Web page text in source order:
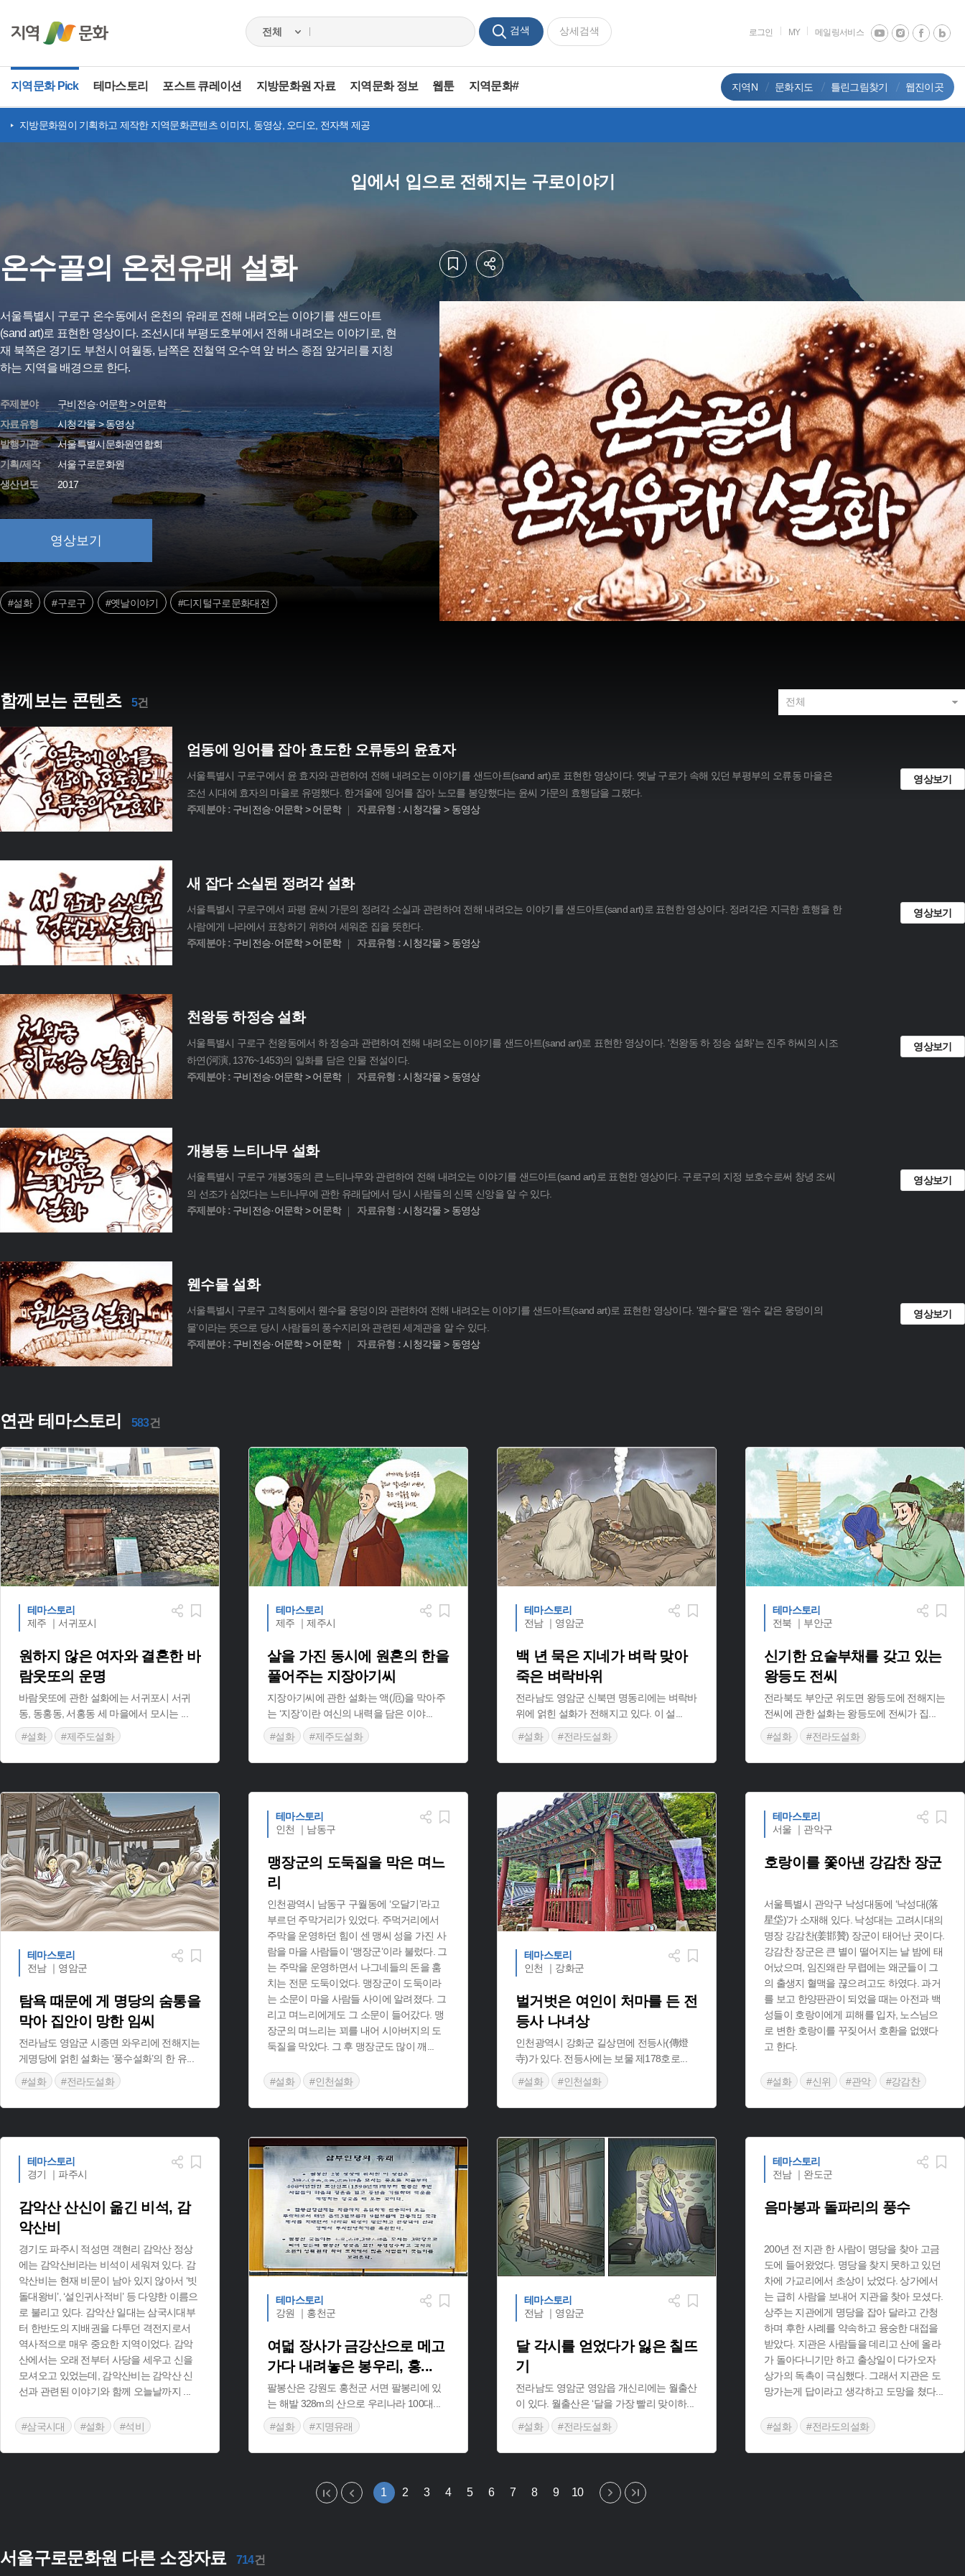
검색 상세검색 로그인 MY 메일링서비스
지역문화 Pick 테마스토리 포스트 큐레이션 지방문화원 자료 지역문화 정보 웹툰 지역문화# 지역N 문화지도 틀린그림찾기 웹진이곳
지방문화원이 기획하고 제작한 지역문화콘텐츠 이미지, 동영상, 오디오, 전자책 제공
입에서 입으로 전해지는 구로이야기
온수골의 온천유래 설화
서울특별시 구로구 온수동에서 온천의 유래로 전해 내려오는 이야기를 샌드아트
(sand art)로 표현한 영상이다. 조선시대 부평도호부에서 전해 내려오는 이야기로, 현
재 북쪽은 경기도 부천시 여월동, 남쪽은 전철역 오수역 앞 버스 종점 앞거리를 지칭
하는 지역을 배경으로 한다.
주제분야
구비전승·어문학 > 어문학
자료유형
시청각물 > 동영상
발행기관
서울특별시문화원연합회
기획/제작
서울구로문화원
생산년도
2017
영상보기
#설화 #구로구 #옛날이야기 #디지털구로문화대전
함께보는 콘텐츠 5건
엄동에 잉어를 잡아 효도한 오류동의 윤효자
서울특별시 구로구에서 윤 효자와 관련하여 전해 내려오는 이야기를 샌드아트(sand art)로 표현한 영상이다. 옛날 구로가 속해 있던 부평부의 오류동 마을은
조선 시대에 효자의 마을로 유명했다. 한겨울에 잉어를 잡아 노모를 봉양했다는 윤씨 가문의 효행담을 그렸다.
주제분야 :구비전승·어문학 > 어문학 자료유형 :시청각물 > 동영상
영상보기
새 잡다 소실된 정려각 설화
서울특별시 구로구에서 파평 윤씨 가문의 정려각 소실과 관련하여 전해 내려오는 이야기를 샌드아트(sand art)로 표현한 영상이다. 정려각은 지극한 효행을 한
사람에게 나라에서 표창하기 위하여 세워준 집을 뜻한다.
주제분야 :구비전승·어문학 > 어문학 자료유형 :시청각물 > 동영상
영상보기
천왕동 하정승 설화
서울특별시 구로구 천왕동에서 하 정승과 관련하여 전해 내려오는 이야기를 샌드아트(sand art)로 표현한 영상이다. '천왕동 하 정승 설화'는 진주 하씨의 시조
하연(河演, 1376~1453)의 일화를 담은 인물 전설이다.
주제분야 :구비전승·어문학 > 어문학 자료유형 :시청각물 > 동영상
영상보기
개봉동 느티나무 설화
서울특별시 구로구 개봉3동의 큰 느티나무와 관련하여 전해 내려오는 이야기를 샌드아트(sand art)로 표현한 영상이다. 구로구의 지정 보호수로써 창녕 조씨
의 선조가 심었다는 느티나무에 관한 유래담에서 당시 사람들의 신목 신앙을 알 수 있다.
주제분야 :구비전승·어문학 > 어문학 자료유형 :시청각물 > 동영상
영상보기
웬수물 설화
서울특별시 구로구 고척동에서 웬수물 웅덩이와 관련하여 전해 내려오는 이야기를 샌드아트(sand art)로 표현한 영상이다. '웬수물'은 ‘원수 같은 웅덩이의
물’이라는 뜻으로 당시 사람들의 풍수지리와 관련된 세계관을 알 수 있다.
주제분야 :구비전승·어문학 > 어문학 자료유형 :시청각물 > 동영상
영상보기
연관 테마스토리 583건
테마스토리
제주 ｜서귀포시
원하지 않은 여자와 결혼한 바
람웃또의 운명
바람웃또에 관한 설화에는 서귀포시 서귀
동, 동홍동, 서홍동 세 마을에서 모시는
#설화
#제주도설화
테마스토리
제주 ｜제주시
살을 가진 동시에 원혼의 한을
풀어주는 지장아기씨
지장아기씨에 관한 설화는 액(厄)을 막아주
는 ‘지장’이란 여신의 내력을 담은 이야...
#설화
#제주도설화
테마스토리
전남 ｜영암군
백 년 묵은 지네가 벼락 맞아
죽은 벼락바위
전라남도 영암군 신북면 명동리에는 벼락바
위에 얽힌 설화가 전해지고 있다. 이 설
#설화
#전라도설화
테마스토리
전북 ｜부안군
신기한 요술부채를 갖고 있는
왕등도 전씨
전라북도 부안군 위도면 왕등도에 전해지는
전씨에 관한 설화는 왕등도에 전씨가 집
#설화
#전라도설화
테마스토리
전남 ｜영암군
탐욕 때문에 게 명당의 숨통을
막아 집안이 망한 임씨
전라남도 영암군 시종면 와우리에 전해지는
게명당에 얽힌 설화는 ‘풍수설화’의 한 유...
#설화
#전라도설화
테마스토리
인천 ｜남동구
맹장군의 도둑질을 막은 며느
리
인천광역시 남동구 구월동에 ‘오달기’라고
부르던 주막거리가 있었다. 주먹거리에서
주막을 운영하던 힘이 센 맹씨 성을 가진 사
람을 마을 사람들이 ‘맹장군’이라 불렀다. 그
는 주막을 운영하면서 나그네들의 돈을 훔
치는 전문 도둑이었다. 맹장군이 도둑이라
는 소문이 마을 사람들 사이에 알려졌다. 그
리고 며느리에게도 그 소문이 들어갔다. 맹
장군의 며느리는 꾀를 내어 시아버지의 도
둑질을 막았다. 그 후 맹장군도 많이 깨
#설화 #인천설화
테마스토리
인천 ｜강화군
벌거벗은 여인이 처마를 든 전
등사 나녀상
인천광역시 강화군 길상면에 전등사(傳燈
寺)가 있다. 전등사에는 보물 제178호로
#설화
#인천설화
테마스토리
서울 ｜관악구
호랑이를 쫓아낸 강감찬 장군
서울특별시 관악구 낙성대동에 ‘낙성대(落
星垈)’가 소재해 있다. 낙성대는 고려시대의
명장 강감찬(姜邯贊) 장군이 태어난 곳이다.
강감찬 장군은 큰 별이 떨어지는 날 밤에 태
어났으며, 임진왜란 무렵에는 왜군들이 그
의 출생지 혈맥을 끊으려고도 하였다. 과거
를 보고 한양판관이 되었을 때는 아전과 백
성들이 호랑이에게 피해를 입자, 노스님으
로 변한 호랑이를 꾸짖어서 호환을 없앴다
고 한다.
#설화 #신위 #관악
#강감찬
테마스토리
경기 ｜파주시
감악산 산신이 옮긴 비석, 감
악산비
경기도 파주시 적성면 객현리 감악산 정상
에는 감악산비라는 비석이 세워져 있다. 감
악산비는 현재 비문이 남아 있지 않아서 ‘빗
돌대왕비’, ‘설인귀사적비’ 등 다양한 이름으
로 불리고 있다. 감악산 일대는 삼국시대부
터 한반도의 지배권을 다투던 격전지로서
역사적으로 매우 중요한 지역이었다. 감악
산에서는 오래 전부터 사당을 세우고 신을
모셔오고 있었는데, 감악산비는 감악산 신
선과 관련된 이야기와 함께 오늘날까지
#삼국시대 #설화 #석비
테마스토리
강원 ｜홍천군
여덟 장사가 금강산으로 메고
가다 내려놓은 봉우리, 홍...
팔봉산은 강원도 홍천군 서면 팔봉리에 있
는 해발 328m의 산으로 우리나라 100대
#설화
#지명유래
테마스토리
전남 ｜영암군
달 각시를 얻었다가 잃은 칠뜨
기
전라남도 영암군 영암읍 개신리에는 월출산
이 있다. 월출산은 ‘달을 가장 빨리 맞이하...
#설화
#전라도설화
테마스토리
전남 ｜완도군
음마봉과 돌파리의 풍수
200년 전 지관 한 사람이 명당을 찾아 고금
도에 들어왔었다. 명당을 찾지 못하고 있던
차에 가교리에서 초상이 났었다. 상가에서
는 급히 사람을 보내어 지관을 찾아 모셨다.
상주는 지관에게 명당을 잡아 달라고 간청
하며 후한 사례를 약속하고 융숭한 대접을
받았다. 지관은 사람들을 데리고 산에 올라
가 돌아다니기만 하고 출상일이 다가오자
상가의 독촉이 극심했다. 그래서 지관은 도
망가는게 답이라고 생각하고 도망을 쳤다...
#설화 #전라도의설화
1 2 3 4 5 6 7 8 9 10
서울구로문화원 다른 소장자료 714건